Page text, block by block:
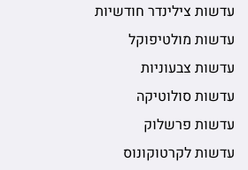
עדשות צילינדר חודשיות
עדשות מולטיפוקל
עדשות צבעוניות
עדשות סולוטיקה
עדשות פרשלוק
עדשות לקרטוקונוס